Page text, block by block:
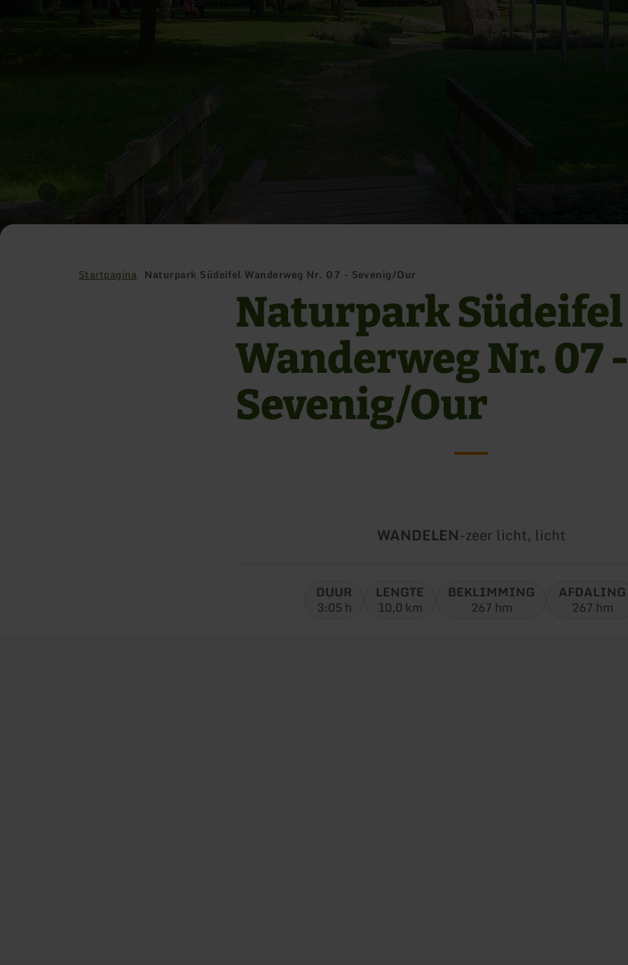
Startpagina Naturpark Südeifel Wanderweg Nr. 07 - Sevenig/Our
Naturpark Südeifel
Wanderweg Nr. 07 -
Sevenig/Our
Soort
WANDELEN-Moeilijkheidsgraad:
zeer licht, licht
DUUR
3:05 h
LENGTE
10,0 km
BEKLIMMING
267 hm
AFDALING
267 hm